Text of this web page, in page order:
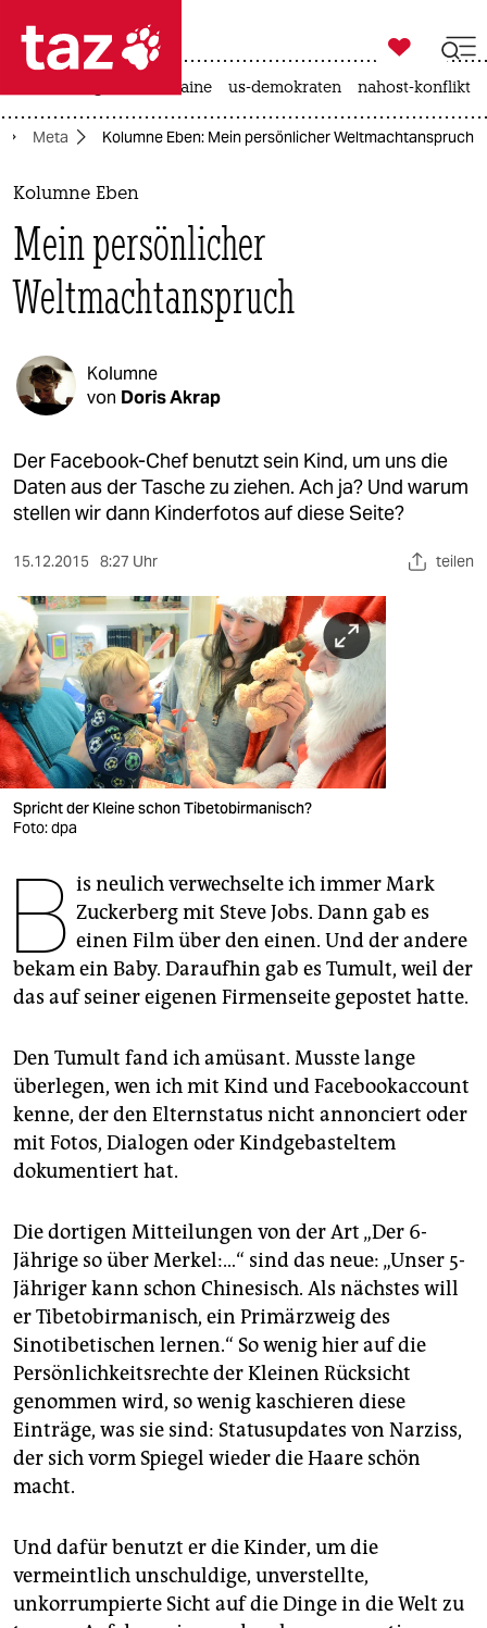
 taz zahl ich
taz zahl ich
themen
politik
öko
kultur
berlin
verlag
verlag
veranstaltungen
shop
fragen & hilfe
genossenschaft
epaper login

taz zahl ich
krieg in der ukraine us-demokraten nahost-konflikt
Meta Kolumne Eben: Mein persönlicher Weltmachtanspruch
Kolumne Eben
Mein persönlicher
Weltmachtanspruch
Kolumne
von Doris Akrap
Der Facebook-Chef benutzt sein Kind, um uns die
Daten aus der Tasche zu ziehen. Ach ja? Und warum
stellen wir dann Kinderfotos auf diese Seite?
15.12.2015 8:27 Uhr teilen
Spricht der Kleine schon Tibetobirmanisch?
Foto: dpa
B is neulich verwechselte ich immer Mark
Zuckerberg mit Steve Jobs. Dann gab es
einen Film über den einen. Und der andere
bekam ein Baby. Daraufhin gab es Tumult, weil der
das auf seiner eigenen Firmenseite gepostet hatte.
Den Tumult fand ich amüsant. Musste lange
überlegen, wen ich mit Kind und Facebookaccount
kenne, der den Elternstatus nicht annonciert oder
mit Fotos, Dialogen oder Kindgebasteltem
dokumentiert hat.
Die dortigen Mitteilungen von der Art „Der 6-
Jährige so über Merkel:…“ sind das neue: „Unser 5-
Jähriger kann schon Chinesisch. Als nächstes will
er Tibetobirmanisch, ein Primärzweig des
Sinotibetischen lernen.“ So wenig hier auf die
Persönlichkeitsrechte der Kleinen Rücksicht
genommen wird, so wenig kaschieren diese
Einträge, was sie sind: Statusupdates von Narziss,
der sich vorm Spiegel wieder die Haare schön
macht.
Und dafür benutzt er die Kinder, um die
vermeintlich unschuldige, unverstellte,
unkorrumpierte Sicht auf die Dinge in die Welt zu